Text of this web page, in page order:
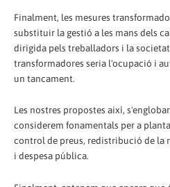
Finalment, les mesures
substituir la gestió a les mans dels
dirigida pels treballadors i la
transformadores seria l'ocupació i
un tancament.
Les nostres propostes així,
considerem fonamentals per a
control de preus, redistribució de la
i despesa pública.